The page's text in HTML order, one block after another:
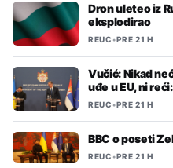
Dron uleteo iz
eksplodirao
REUC•PRE 21 H
Vučić: Nikad
uđe u EU, ni
REUC•PRE 21 H
BBC o poseti
REUC•PRE 21 H